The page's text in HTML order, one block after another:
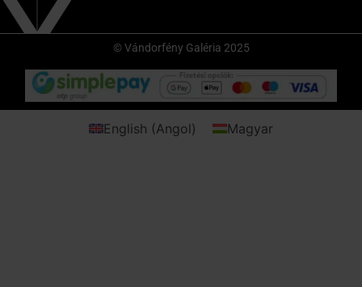
© Vándorfény Galéria 2025
English (Angol) Magyar